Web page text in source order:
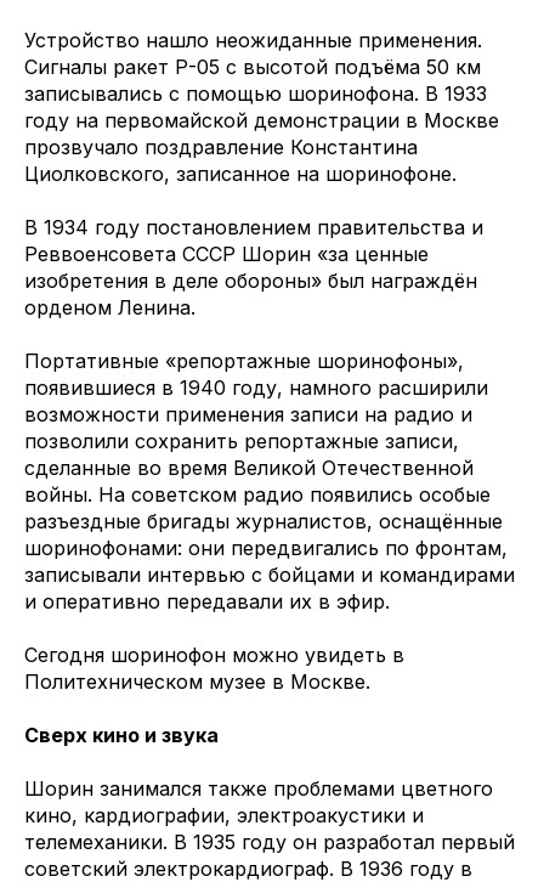
Устройство нашло неожиданные применения.
Сигналы ракет Р-05 с высотой подъёма 50 км
записывались с помощью шоринофона. В 1933
году на первомайской демонстрации в Москве
прозвучало поздравление Константина
Циолковского, записанное на шоринофоне.
В 1934 году постановлением правительства и
Реввоенсовета СССР Шорин «за ценные
изобретения в деле обороны» был награждён
орденом Ленина.
Портативные «репортажные шоринофоны»,
появившиеся в 1940 году, намного расширили
возможности применения записи на радио и
позволили сохранить репортажные записи,
сделанные во время Великой Отечественной
войны. На советском радио появились особые
разъездные бригады журналистов, оснащённые
шоринофонами: они передвигались по фронтам,
записывали интервью с бойцами и командирами
и оперативно передавали их в эфир.
Сегодня шоринофон можно увидеть в
Политехническом музее в Москве.
Сверх кино и звука
Шорин занимался также проблемами цветного
кино, кардиографии, электроакустики и
телемеханики. В 1935 году он разработал первый
советский электрокардиограф. В 1936 году в